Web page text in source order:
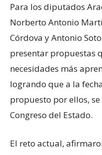
Para los diputados
Norberto Antonio
Córdova y Antonio
presentar propuestas
necesidades más
logrando que a la
propuesto por ellos,
Congreso del Estado.
El reto actual,